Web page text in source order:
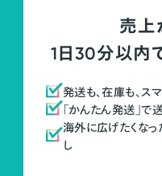
売上
1日30分以内
発送も、在庫も、ス
「かんたん発送」で
海外に広げたくなっ
し